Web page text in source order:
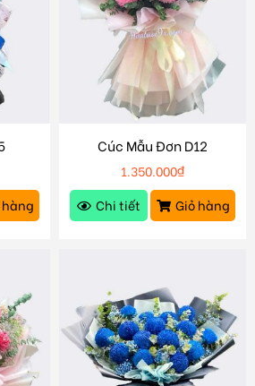
hàng
Cúc Mẫu Đơn D12
1.350.000₫
Chi tiết
Giỏ hàng